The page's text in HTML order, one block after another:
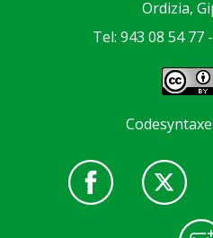
Ordizia,
Tel: 943 08 54 77 -